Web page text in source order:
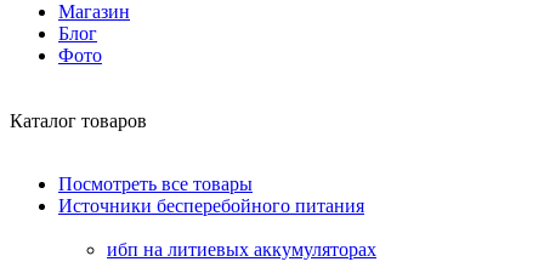
Магазин
Блог
Фото
Каталог товаров
Посмотреть все товары
Источники бесперебойного питания
ибп на литиевых аккумуляторах